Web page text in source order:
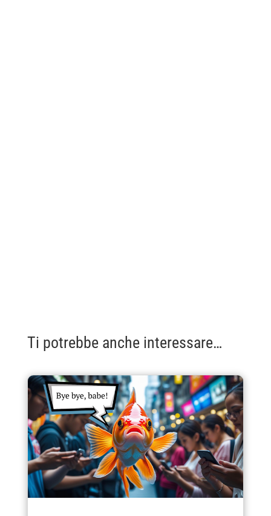
Ti potrebbe anche interessare…